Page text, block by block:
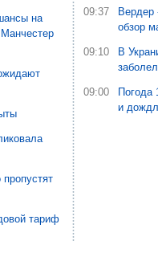
на
тариф
09:37
Вердер
обзор
09:10
В
09:00
Погода
и